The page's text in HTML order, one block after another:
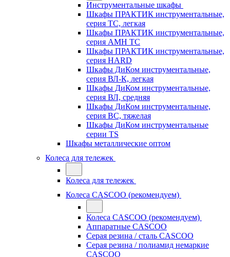
Инструментальные шкафы
Шкафы ПРАКТИК инструментальные,
серия ТC, легкая
Шкафы ПРАКТИК инструментальные,
серия AMH TC
Шкафы ПРАКТИК инструментальные,
серия HARD
Шкафы ДиКом инструментальные,
cерия ВЛ-К, легкая
Шкафы ДиКом инструментальные,
серия ВЛ, средняя
Шкафы ДиКом инструментальные,
серия ВС, тяжелая
Шкафы ДиКом инструментальные
серии TS
Шкафы металлические оптом
Колеса для тележек
Колеса для тележек
Колеса CASCOO (рекомендуем)
Колеса CASCOO (рекомендуем)
Аппаратные CASCOO
Серая резина / сталь CASCOO
Серая резина / полиамид немаркие
CASCOO